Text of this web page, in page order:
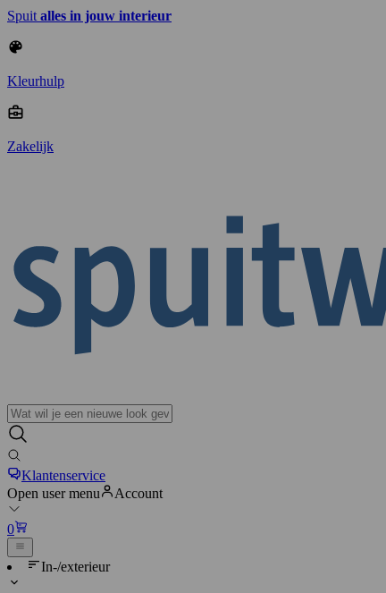
Spuit alles in jouw interieur
Kleurhulp
Zakelijk
Klantenservice
Open user menu
Account
0
In-/exterieur